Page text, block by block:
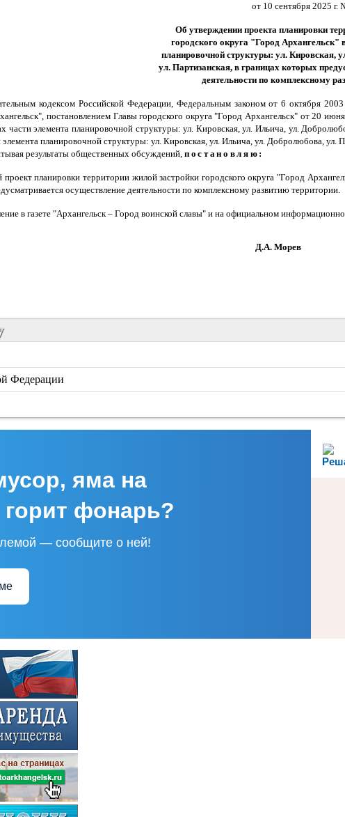
от 10 сентября 2025 г.
Об утверждении проекта планировки
городского округа "Город Архангельск"
планировочной структуры: ул. Кировская,
ул. Партизанская, в границах которых
деятельности по комплексному
кодексом Российской Федерации, Федеральным законом от 6 октября
постановлением Главы городского округа "Город Архангельск" от 20
части элемента планировочной структуры: ул. Кировская, ул. Ильича, ул.
планировочной структуры: ул. Кировская, ул. Ильича, ул. Добролюбова, ул.
результаты общественных обсуждений, постановляю:
проектпланировки территории жилой застройки городского округа "Город
осуществление деятельности по комплексному развитию территории.
в газете "Архангельск – Город воинской славы" и на официальном
Морев
Федерации
яма на
горит фонарь?
— сообщите о ней!